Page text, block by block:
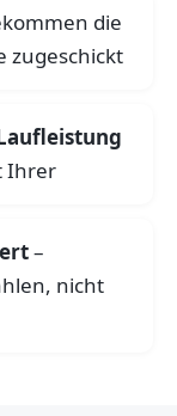
die
zugeschickt
Ihrer
–
nicht